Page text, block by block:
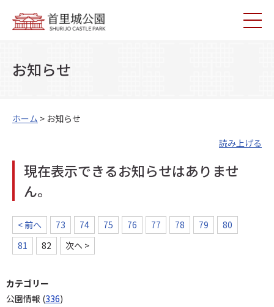
お知らせ
ホーム > お知らせ
読み上げる
現在表示できるお知らせはありませ
ん。
< 前へ 73 74 75 76 77 78 79
80
81
82 次へ >
カテゴリー
公園情報 (336)